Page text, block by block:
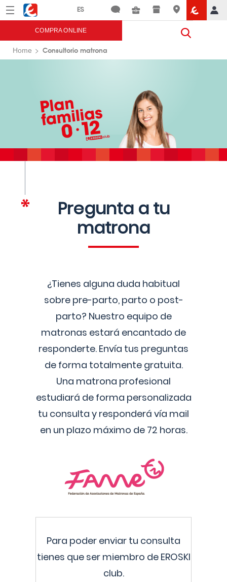
Menú Eroski
COMPRA ONLINE
Home Consultorio matrona
Pregunta a tu
matrona
¿Tienes alguna duda habitual
sobre pre-parto, parto o post-
parto? Nuestro equipo de
matronas estará encantado de
responderte. Envía tus preguntas
de forma totalmente gratuita.
Una matrona profesional
estudiará de forma personalizada
tu consulta y responderá vía mail
en un plazo máximo de 72 horas.
Para poder enviar tu consulta
tienes que ser miembro de EROSKI
club.